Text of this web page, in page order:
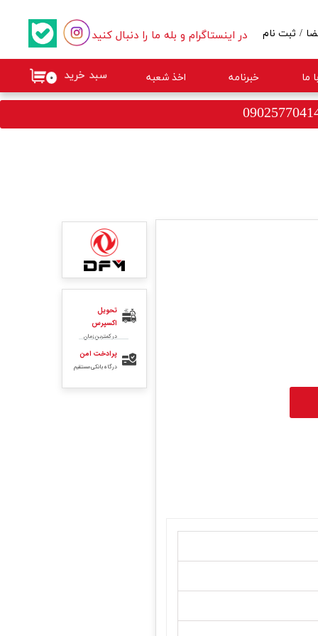
ما خبرنامه اخذ شعبه ۰ سبد خرید
در اینستاگرام و بله ما را دنبال کنید / ثبت نام
واژه
تحویل
اکسپرس
در کمترین زمان
پرادخت امن
درگاه بانکی مستقیم